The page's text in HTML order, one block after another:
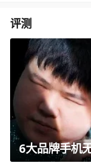
评测